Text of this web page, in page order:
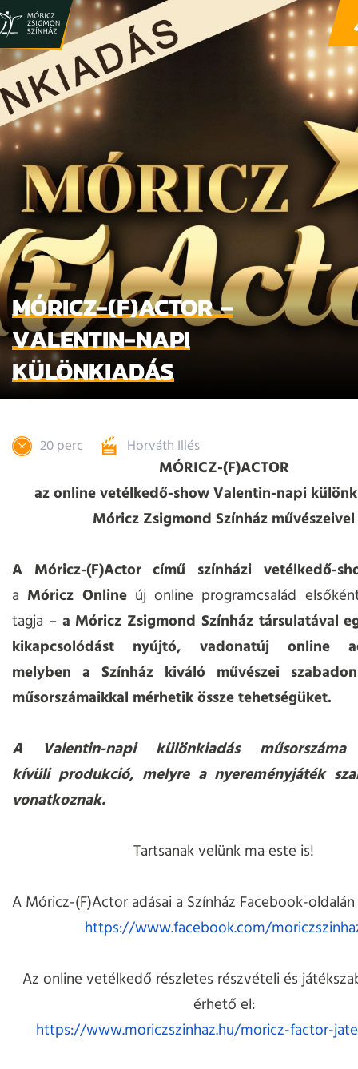
MÓRICZ-(F)ACTOR –
VALENTIN-NAPI
KÜLÖNKIADÁS
20 perc Horváth Illés
MÓRICZ-(F)ACTOR
az online vetélkedő-show Valentin-napi
Móricz Zsigmond Színház művészeivel
A Móricz-(F)Actor című színházi vetélkedő-
a Móricz Onlineúj online programcsalád
tagja – a Móricz Zsigmond Színház társulatával
kikapcsolódást nyújtó, vadonatúj online
melyben a Színház kiváló művészei
műsorszámaikkal mérhetik össze tehetségüket.
A Valentin-napi különkiadás műsorszáma
kívüli produkció, melyre a nyereményjáték
vonatkoznak.
Tartsanak velünk ma este is!
A Móricz-(F)Actor adásai a Színház Facebook-
https://www.facebook.com/
Az online vetélkedő részletes részvételi és
érhető el:
https://www.moriczszinhaz.hu/moricz-factor-